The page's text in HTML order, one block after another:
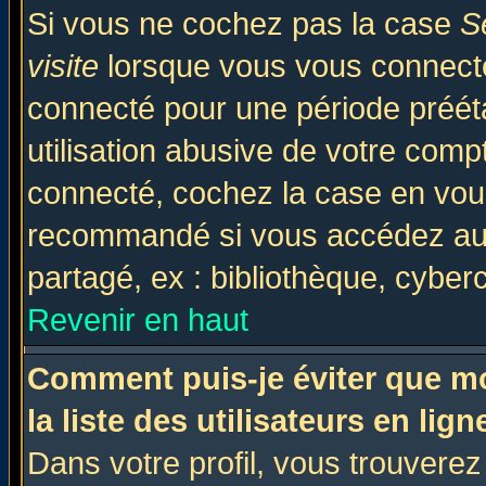
Si vous ne cochez pas la case
visite lorsque vous vous
connecté pour une période
utilisation abusive de votre
connecté, cochez la case en
recommandé si vous accédez
partagé, ex : bibliothèque,
Revenir en haut
Comment puis-je éviter que
la liste des utilisateurs en
Dans votre profil, vous